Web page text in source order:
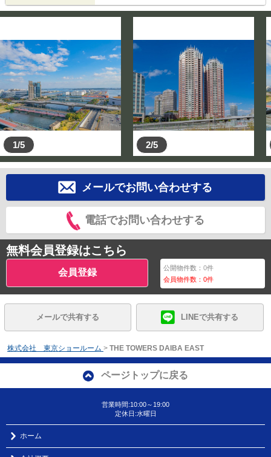
1/5 2/5
メールでお問い合わせする
電話でお問い合わせする
無料会員登録はこちら
会員登録 公開物件数：0件
会員物件数：0件
メールで共有する LINEで共有する
株式会社 東京ショールーム > THE TOWERS DAIBA EAST
ページトップに戻る
営業時間:10:00～19:00
定休日:水曜日
ホーム